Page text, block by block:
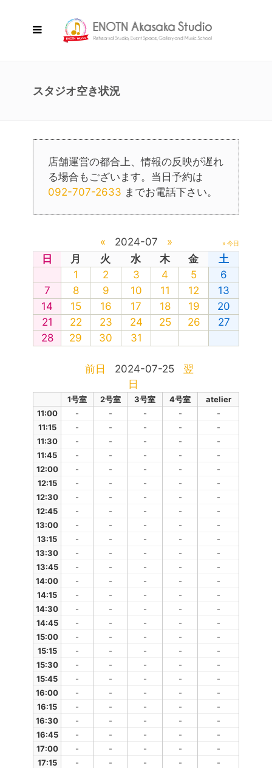
スタジオ空き状況
店舗運営の都合上、情報の反映が遅れ
る場合もございます。当日予約は
092-707-2633 までお電話下さい。
« 2024-07 » » 今日
日 月 火 水 木 金
土
1
2 3 4 5
6
7
8 9 10 11 12
13
14
15 16 17 18 19
20
21
22 23 24 25 26
27
28
29 30 31
前日 2024-07-25
翌
日
1号室 2号室 3号室 4号室
atelier
11:00
- - - -
-
11:15
- - - -
-
11:30
- - - -
-
11:45
- - - -
-
12:00
- - - -
-
12:15
- - - -
-
12:30
- - - -
-
12:45
- - - -
-
13:00
- - - -
-
13:15
- - - -
-
13:30
- - - -
-
13:45
- - - -
-
14:00
- - - -
-
14:15
- - - -
-
14:30
- - - -
-
14:45
- - - -
-
15:00
- - - -
-
15:15
- - - -
-
15:30
- - - -
-
15:45
- - - -
-
16:00
- - - -
-
16:15
- - - -
-
16:30
- - - -
-
16:45
- - - -
-
17:00
- - - -
-
17:15
- - - -
-